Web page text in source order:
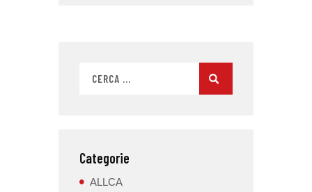
Categorie
ALLCA